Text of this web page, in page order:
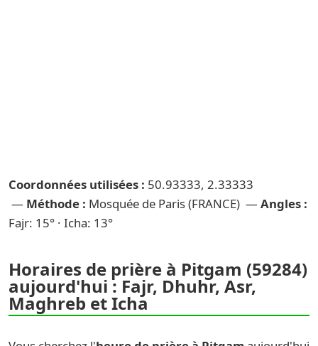
Coordonnées utilisées : 50.93333, 2.33333
— Méthode : Mosquée de Paris (FRANCE) — Angles :
Fajr: 15° · Icha: 13°
Horaires de prière à Pitgam (59284)
aujourd'hui : Fajr, Dhuhr, Asr,
Maghreb et Icha